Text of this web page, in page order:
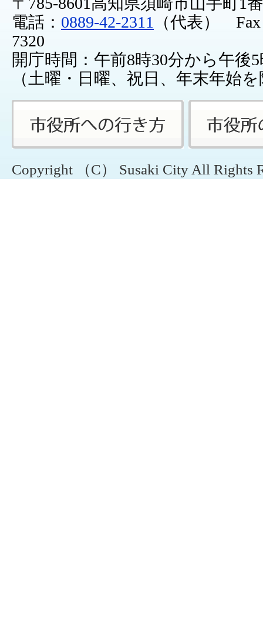
電話： 0889-42-2311
（代表） Fax
7320
開庁時間：午前8時30分から午後
（土曜・日曜、祝日、年末年始
Copyright （C） Susaki City All Rights